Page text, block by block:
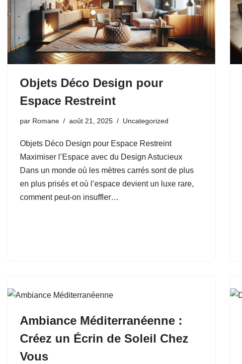
Objets Déco Design pour
Espace Restreint
par Romane août 21, 2025 Uncategorized
Objets Déco Design pour Espace Restreint
Maximiser l’Espace avec du Design Astucieux
Dans un monde où les mètres carrés sont de plus
en plus prisés et où l’espace devient un luxe rare,
comment peut-on insuffler…
Ambiance Méditerranéenne :
Créez un Écrin de Soleil Chez
Vous